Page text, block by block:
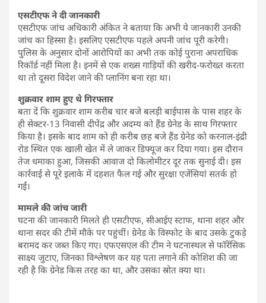
एसटीएफ ने दी जानकारी
एसटीएफ जांच अधिकारी अंकित ने बताया कि अभी ये जानकारी उनकी
जांच का हिस्सा है। इसलिए एसटीएफ पहले अपनी जांच पूरी करेगी।
पुलिस के अनुसार दोनों आरोपियों का अभी तक कोई पुराना अपराधिक
रिकॉर्ड नहीं मिला है। इनमें से एक शख्स गाड़ियों की खरीद-फरोख्त करता
था तो दूसरा विदेश जाने की प्लानिंग बना रहा था।
शुक्रवार शाम हुए थे गिरफ्तार
बता दें कि शुक्रवार शाम करीब चार बजे बलड़ी बाईपास के पास शहर के
ही सेक्टर-13 निवासी दीपेंद्र और अदम्य को हैंड ग्रेनेड के साथ गिरफ्तार
किया है। इसके बाद शाम को ही करीब छह बजे हैंड ग्रेनेड को करनाल-इंद्री
रोड स्थित एक खाली खेत में ले जाकर डिफ्यूज कर दिया गया। इस दौरान
तेज धमाका हुआ, जिसकी आवाज दो किलोमीटर दूर तक सुनाई दी। इस
कार्रवाई से पूरे इलाके में दहशत फैल गई और सुरक्षा एजेंसियां सतर्क हो
गईं।
मामले की जांच जारी
घटना की जानकारी मिलते ही एसटीएफ, सीआईए स्टाफ, थाना शहर और
थाना सदर की टीमें मौके पर पहुंचीं। ग्रेनेड के विस्फोट के बाद उसके टुकड़े
बरामद कर जब्त किए गए। एफएसएल की टीम ने घटनास्थल से फॉरेंसिक
साक्ष्य जुटाए, जिनका विश्लेषण कर यह पता लगाने की कोशिश की जा
रही है कि ग्रेनेड किस तरह का था, और उसका स्रोत क्या था।